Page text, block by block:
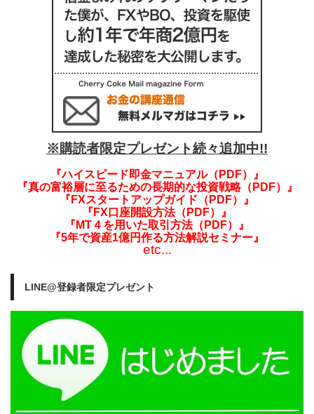
※購読者限定プレゼント続々追加中!!
『ハイスピード即金マニュアル（PDF）』
『真の富裕層に至るための長期的な投資戦略（PDF）』
『FXスタートアップガイド（PDF）』
『FX口座開設方法（PDF）』
『MT４を用いた取引方法（PDF）』
『5年で資産1億円作る方法解説セミナー』
etc...
LINE@登録者限定プレゼント